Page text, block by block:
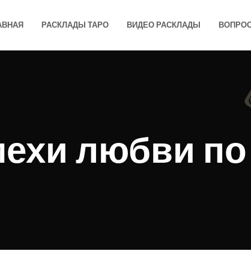
РАСКЛАДЫ ТАРО ВИДЕО РАСКЛАДЫ
любви по